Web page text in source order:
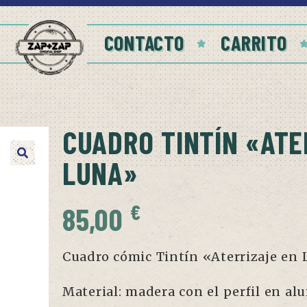
CONTACTO CARRITO
CUADRO TINTÍN
LUNA»
85,00 €
Cuadro cómic Tintín «Aterrizaje en
Material: madera con el perfil en